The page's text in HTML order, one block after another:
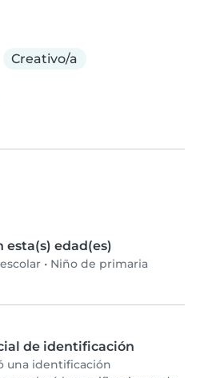
Creativo/a
esta(s) edad(es)
• Niño de primaria
de identificación
una identificación